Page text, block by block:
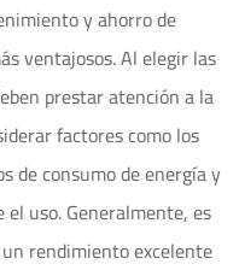
y ahorro de
ventajosos. Al elegir las
prestar atención a la
factores como los
de consumo de energía y
uso. Generalmente, es
rendimiento excelente